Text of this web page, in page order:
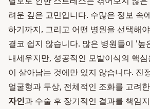
려운 깊은 고민입니다. 수많은 정보 속
하기까지, 그리고 어떤 병원을 선택해
결코 쉽지 않습니다. 많은 병원들이 '높
내세우지만, 성공적인 모발이식의 핵
이 살아남는 것에만 있지 않습니다. 진
얼굴형과 두상, 전체적인 조화를 고려
자인과 수술 후 장기적인 결과를 책임